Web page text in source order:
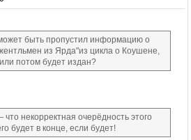
быть пропустил информацию о
из Ярда"из цикла о Коушене,
потом будет издан?
некорректная очерёдность этого
будет в конце, если будет!